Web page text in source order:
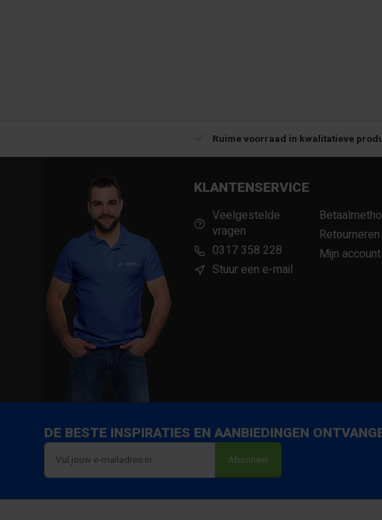
Download Productveiligheid en contactgegevens TABS
Ruime voorraad in kwalitatieve
KLANTENSERVICE
Veelgestelde
vragen
0317 358 228
Stuur een e-mail
Retourneren
Mijn account
DE BESTE INSPIRATIES EN AANBIEDINGEN
Abonneer